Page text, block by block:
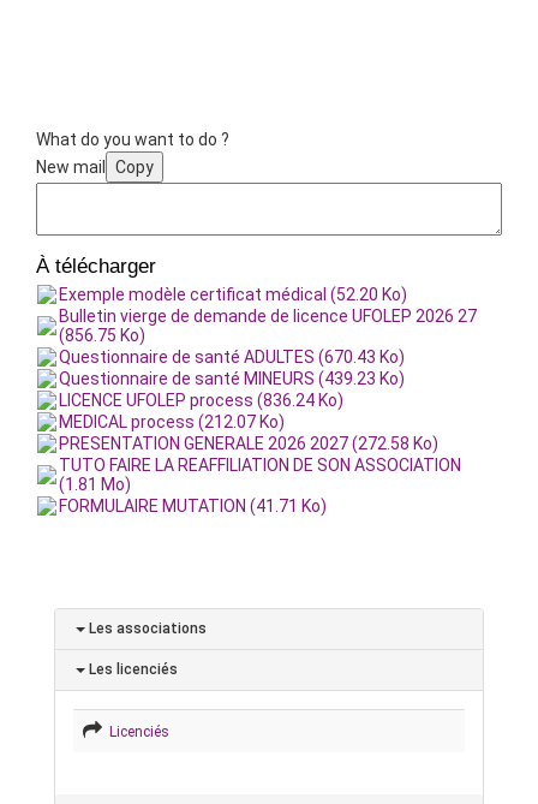
What do you want to do ?
New mail
Copy
À télécharger
Exemple modèle certificat médical (52.20 Ko)
Bulletin vierge de demande de licence UFOLEP 2026 27
(856.75 Ko)
Questionnaire de santé ADULTES (670.43 Ko)
Questionnaire de santé MINEURS (439.23 Ko)
LICENCE UFOLEP process (836.24 Ko)
MEDICAL process (212.07 Ko)
PRESENTATION GENERALE 2026 2027 (272.58 Ko)
TUTO FAIRE LA REAFFILIATION DE SON ASSOCIATION
(1.81 Mo)
FORMULAIRE MUTATION (41.71 Ko)
Les associations
Les licenciés
Licenciés